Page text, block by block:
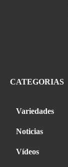
CATEGORIAS
Variedades
Noticias
Vídeos